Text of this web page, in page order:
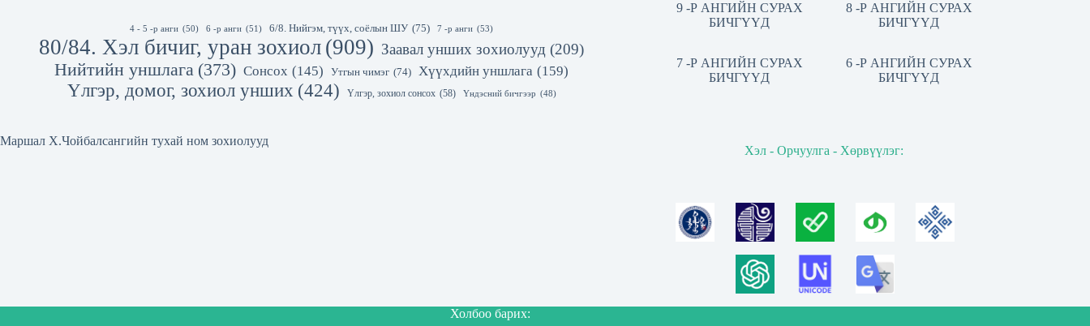
4 - 5 -р анги (50) 6 -р анги (51) 6/8. Нийгэм, түүх, соёлын ШУ (75) 7 -р анги (53)
80/84. Хэл бичиг, уран зохиол (909) Заавал унших зохиолууд (209)
Нийтийн уншлага (373) Сонсох (145) Утгын чимэг (74) Хүүхдийн уншлага (159)
Үлгэр, домог, зохиол унших (424) Үлгэр, зохиол сонсох (58) Үндэсний бичгээр (48)
Маршал Х.Чойбалсангийн тухай ном зохиолууд
9 -Р АНГИЙН СУРАХ
БИЧГҮҮД
8 -Р АНГИЙН СУРАХ
БИЧГҮҮД
7 -Р АНГИЙН СУРАХ
БИЧГҮҮД
6 -Р АНГИЙН СУРАХ
БИЧГҮҮД
Хэл - Орчуулга - Хөрвүүлэг:
Холбоо барих: